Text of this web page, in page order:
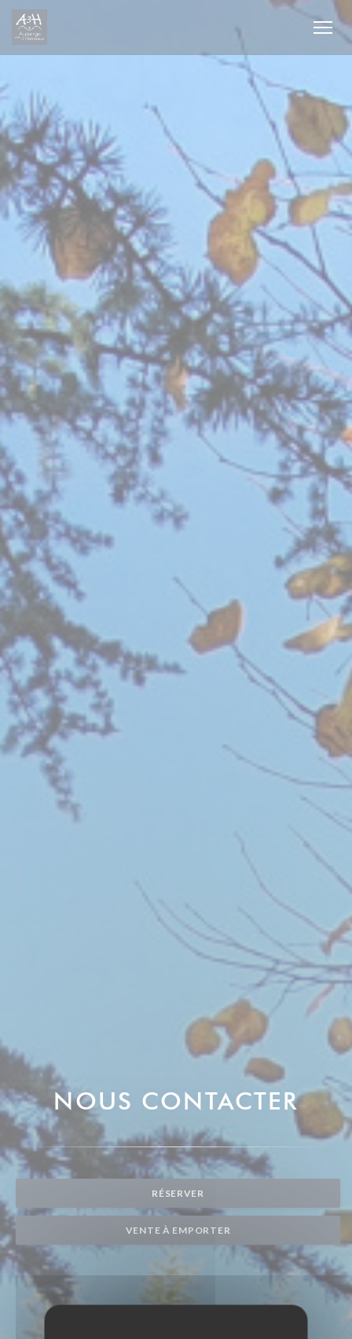
Personnalisation de vos choix en matière de cookies
NOUS CONTACTER
RÉSERVER
VENTE À EMPORTER